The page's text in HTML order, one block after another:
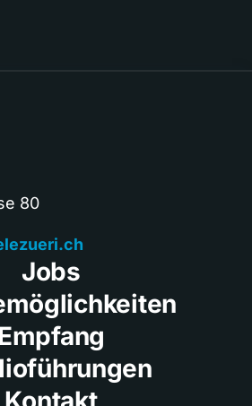
80
Jobs